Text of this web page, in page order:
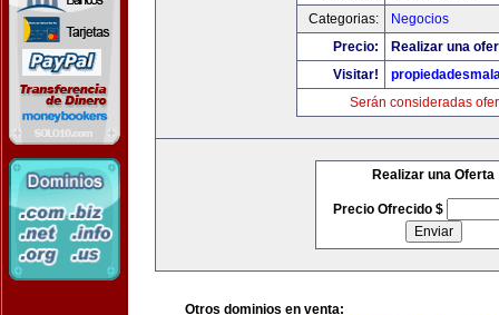
Categorias:
Negocios
Precio:
Realizar una
Visitar!
Serán consideradas
Realizar una Oferta
Precio Ofrecido $
Otros dominios en venta: